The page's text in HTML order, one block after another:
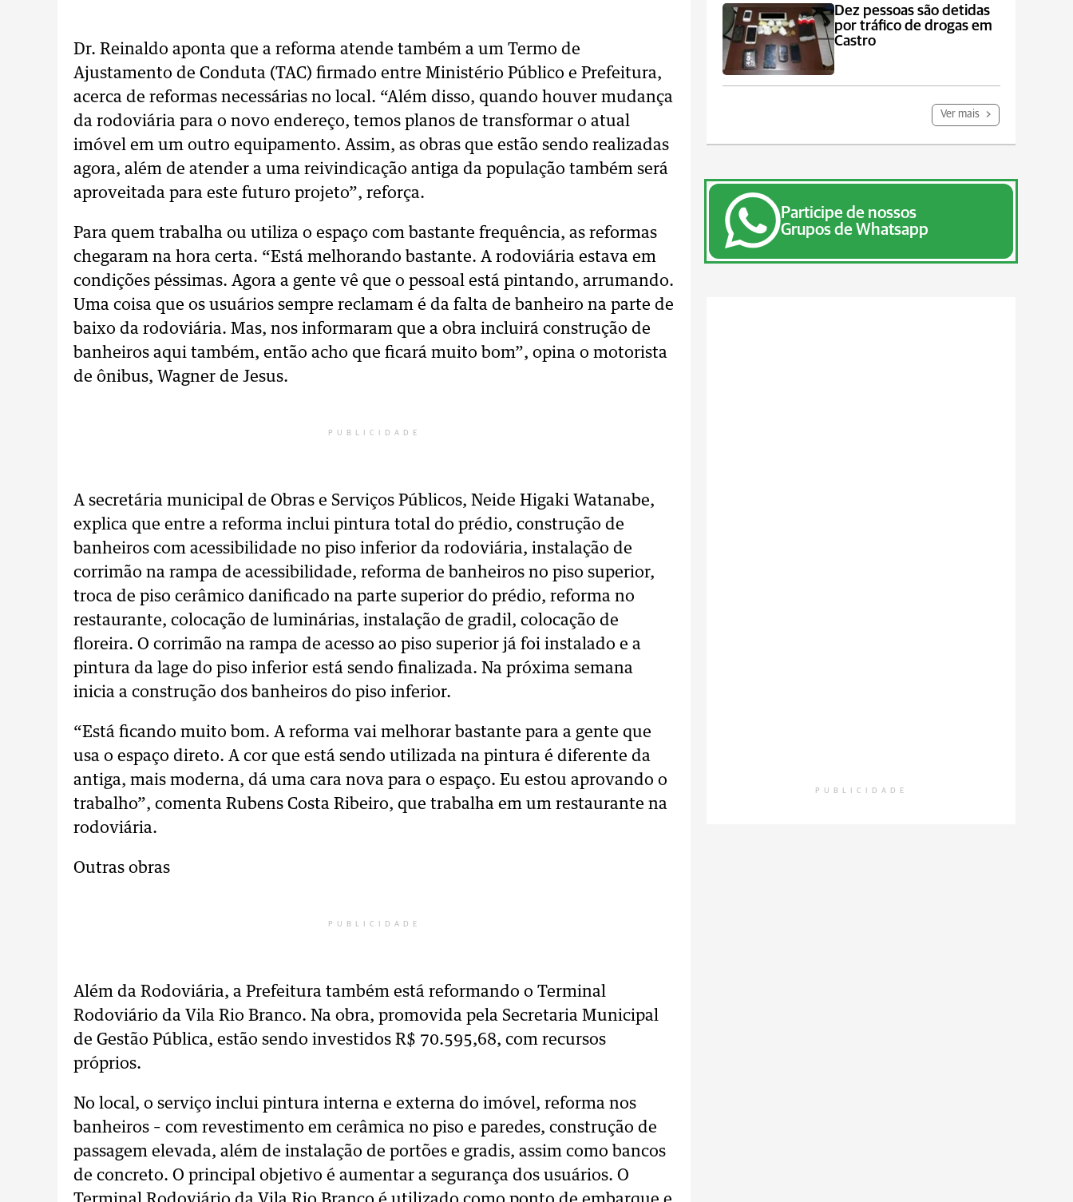
Dr. Reinaldo aponta que a reforma atende também a um Termo de
Ajustamento de Conduta (TAC) firmado entre Ministério Público e Prefeitura,
acerca de reformas necessárias no local. “Além disso, quando houver mudança
da rodoviária para o novo endereço, temos planos de transformar o atual
imóvel em um outro equipamento. Assim, as obras que estão sendo realizadas
agora, além de atender a uma reivindicação antiga da população também será
aproveitada para este futuro projeto”, reforça.
Para quem trabalha ou utiliza o espaço com bastante frequência, as reformas
chegaram na hora certa. “Está melhorando bastante. A rodoviária estava em
condições péssimas. Agora a gente vê que o pessoal está pintando, arrumando.
Uma coisa que os usuários sempre reclamam é da falta de banheiro na parte de
baixo da rodoviária. Mas, nos informaram que a obra incluirá construção de
banheiros aqui também, então acho que ficará muito bom”, opina o motorista
de ônibus, Wagner de Jesus.
PUBLICIDADE
A secretária municipal de Obras e Serviços Públicos, Neide Higaki Watanabe,
explica que entre a reforma inclui pintura total do prédio, construção de
banheiros com acessibilidade no piso inferior da rodoviária, instalação de
corrimão na rampa de acessibilidade, reforma de banheiros no piso superior,
troca de piso cerâmico danificado na parte superior do prédio, reforma no
restaurante, colocação de luminárias, instalação de gradil, colocação de
floreira. O corrimão na rampa de acesso ao piso superior já foi instalado e a
pintura da lage do piso inferior está sendo finalizada. Na próxima semana
inicia a construção dos banheiros do piso inferior.
“Está ficando muito bom. A reforma vai melhorar bastante para a gente que
usa o espaço direto. A cor que está sendo utilizada na pintura é diferente da
antiga, mais moderna, dá uma cara nova para o espaço. Eu estou aprovando o
trabalho”, comenta Rubens Costa Ribeiro, que trabalha em um restaurante na
rodoviária.
Outras obras
PUBLICIDADE
Além da Rodoviária, a Prefeitura também está reformando o Terminal
Rodoviário da Vila Rio Branco. Na obra, promovida pela Secretaria Municipal
de Gestão Pública, estão sendo investidos R$ 70.595,68, com recursos
próprios.
No local, o serviço inclui pintura interna e externa do imóvel, reforma nos
banheiros – com revestimento em cerâmica no piso e paredes, construção de
passagem elevada, além de instalação de portões e gradis, assim como bancos
de concreto. O principal objetivo é aumentar a segurança dos usuários. O
Dez pessoas são detidas
por tráfico de drogas em
Castro
Ver mais
Participe de nossos
Grupos de Whatsapp
PUBLICIDADE